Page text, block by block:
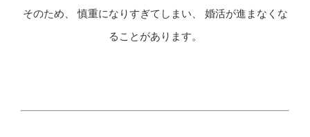
そのため、 慎重になりすぎてしまい、 婚活が進まなくな
ることがあります。